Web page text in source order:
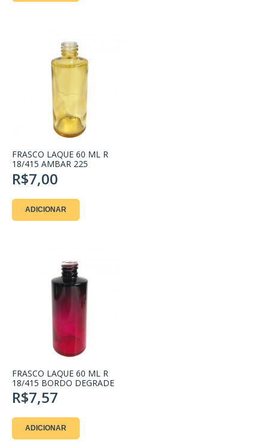
FRASCO LAQUE 60 ML R
18/415 AMBAR 225
R$7,00
ADICIONAR
FRASCO LAQUE 60 ML R
18/415 BORDO DEGRADE
R$7,57
ADICIONAR